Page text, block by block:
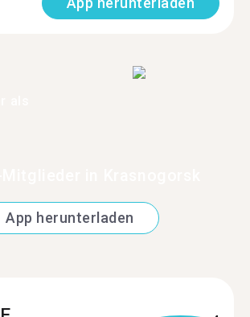
App herunterladen